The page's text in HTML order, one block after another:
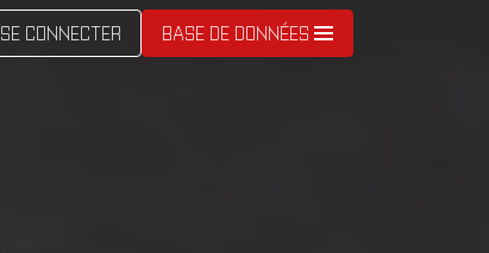
SE CONNECTER BASE DE DONNÉES